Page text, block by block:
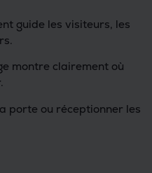
guide les visiteurs, les
montre clairement où
porte ou réceptionner les